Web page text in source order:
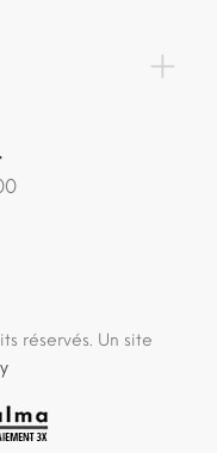
réservés. Un site